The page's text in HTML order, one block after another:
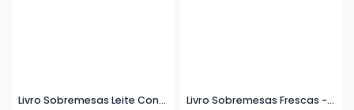
Livro Sobremesas Leite Condensado - eBook Livro Sobremesas Frescas - eBook